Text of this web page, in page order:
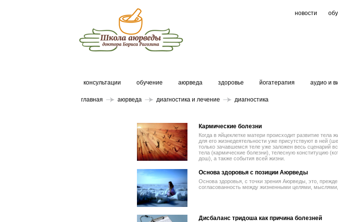
новости
консультации обучение аюрведа здоровье йогатерапия аудио и
главная аюрведа диагностика и лечение диагностика
Кармические болезни
Когда в яйцеклетке матери происходит развитие
для его жизнедеятельности уже присутствуют в ней
только зачавшемся теле уже заложен весь сценарий
тела (кармические болезни), телесную конституцию
дош), а также события всей жизни.
Основа здоровья с позиции Аюрведы
Основа здоровья, с точки зрения Аюрведы, это,
согласованность между жизненными целями,
Дисбаланс тридоша как причина болезней